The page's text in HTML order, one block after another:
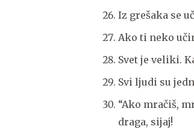
Iz grešaka se
Ako ti neko
Svet je veliki.
Svi ljudi su
“Ako mračiš,
draga, sijaj!